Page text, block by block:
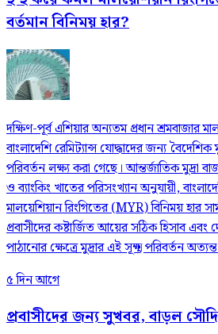
বর্তমান বিনিময় হার?
দক্ষিণ-পূর্ব এশিয়ার অন্যতম প্রধান শ্রমবাজার
বাংলাদেশি রেমিট্যান্স যোদ্ধাদের জন্য
পরিবর্তন লক্ষ্য করা গেছে। আন্তর্জাতিক মুদ্রা
ও ব্যাংকিং খাতের পরিসংখ্যান অনুযায়ী,
মালয়েশিয়ান রিংগিতের (MYR) বিনিময় হার
প্রবাসীদের কষ্টার্জিত আয়ের সঠিক হিসাব এবং
পাঠানোর ক্ষেত্রে মুদ্রার এই সূক্ষ্ম পরিবর্তন
৫ দিন আগে
প্রবাসীদের জন্য সুখবর, বাড়ল